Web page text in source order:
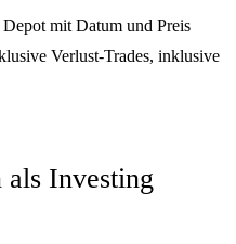
mit Datum und Preis
Verlust-Trades, inklusive
als Investing